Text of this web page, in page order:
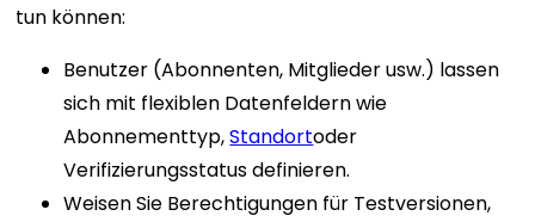
tun können:
Benutzer (Abonnenten, Mitglieder usw.) lassen
sich mit flexiblen Datenfeldern wie
Abonnementtyp,Standortoder
Verifizierungsstatus definieren.
Weisen Sie Berechtigungen für Testversionen,